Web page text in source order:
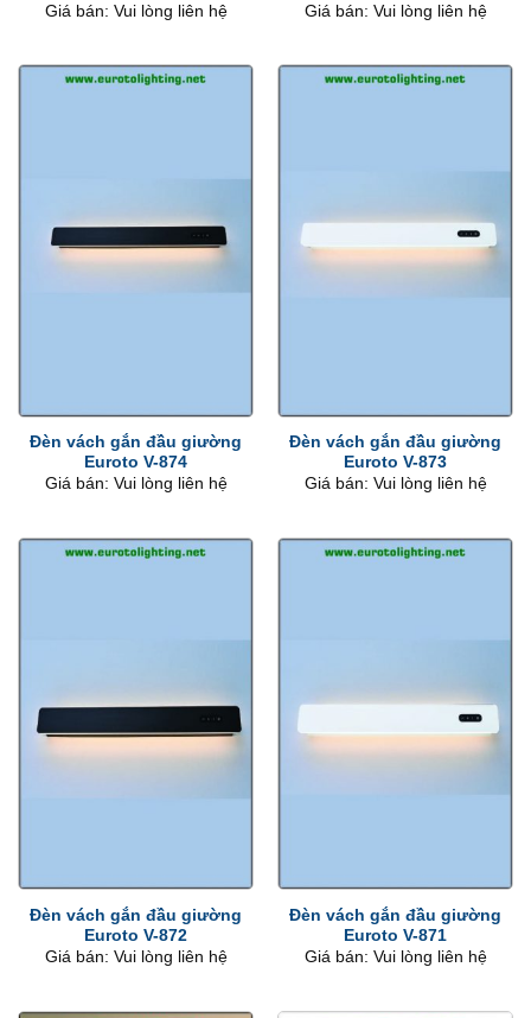
Giá bán: Vui lòng liên hệ
Giá bán: Vui lòng liên hệ
Đèn vách gắn đầu giường
Euroto V-874
Giá bán: Vui lòng liên hệ
Đèn vách gắn đầu giường
Euroto V-873
Giá bán: Vui lòng liên hệ
Đèn vách gắn đầu giường
Euroto V-872
Giá bán: Vui lòng liên hệ
Đèn vách gắn đầu giường
Euroto V-871
Giá bán: Vui lòng liên hệ